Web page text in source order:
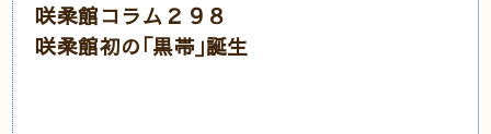
咲柔館コラム２９８
咲柔館初の｢黒帯｣誕生